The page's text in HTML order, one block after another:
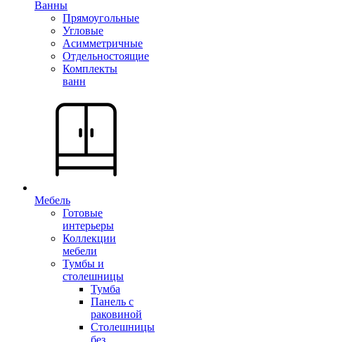
Ванны
Прямоугольные
Угловые
Асимметричные
Отдельностоящие
Комплекты
ванн
Мебель
Готовые
интерьеры
Коллекции
мебели
Тумбы и
столешницы
Тумба
Панель с
раковиной
Столешницы